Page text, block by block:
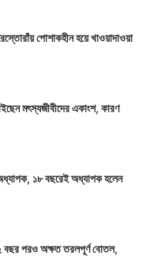
ও মঙ্গলবার যেকোনও
সুমিষ্ট ফল আর যে কোনও
যা মন চায় দক্ষিণা
সার্বিক অনেক বাধা
পোশাকহীন হয়ে খাওয়াদাওয়া
মৎস্যজীবীদের একাংশ, কারণ
১৮ বছরেই অধ্যাপক হলেন
বছর পরও অক্ষত তরলপূর্ণ বোতল,